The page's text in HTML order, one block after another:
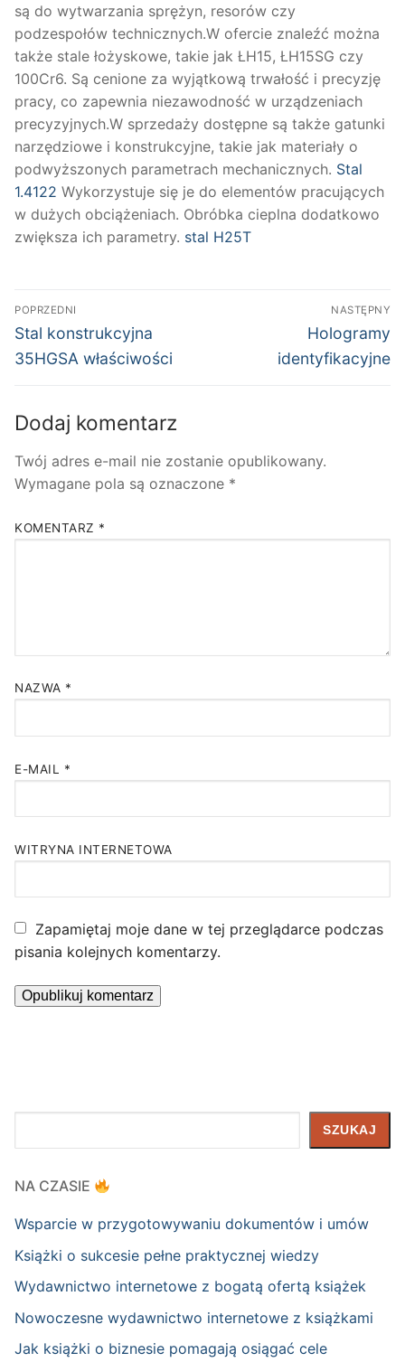
są do wytwarzania sprężyn, resorów czy
podzespołów technicznych.W ofercie znaleźć można
także stale łożyskowe, takie jak ŁH15, ŁH15SG czy
100Cr6. Są cenione za wyjątkową trwałość i precyzję
pracy, co zapewnia niezawodność w urządzeniach
precyzyjnych.W sprzedaży dostępne są także gatunki
narzędziowe i konstrukcyjne, takie jak materiały o
podwyższonych parametrach mechanicznych. Stal
1.4122 Wykorzystuje się je do elementów pracujących
w dużych obciążeniach. Obróbka cieplna dodatkowo
zwiększa ich parametry. stal H25T
Nawigacja
wpisu
POPRZEDNI
Poprzedni
wpis:
Stal konstrukcyjna
35HGSA właściwości
NASTĘPNY
Następny
wpis:
Hologramy
identyfikacyjne
Dodaj komentarz
Twój adres e-mail nie zostanie opublikowany.
Wymagane pola są oznaczone *
KOMENTARZ *
NAZWA *
E-MAIL *
WITRYNA INTERNETOWA
Zapamiętaj moje dane w tej przeglądarce podczas
pisania kolejnych komentarzy.
SZUKAJ
NA CZASIE
Wsparcie w przygotowywaniu dokumentów i umów
Książki o sukcesie pełne praktycznej wiedzy
Wydawnictwo internetowe z bogatą ofertą książek
Nowoczesne wydawnictwo internetowe z książkami
Jak książki o biznesie pomagają osiągać cele